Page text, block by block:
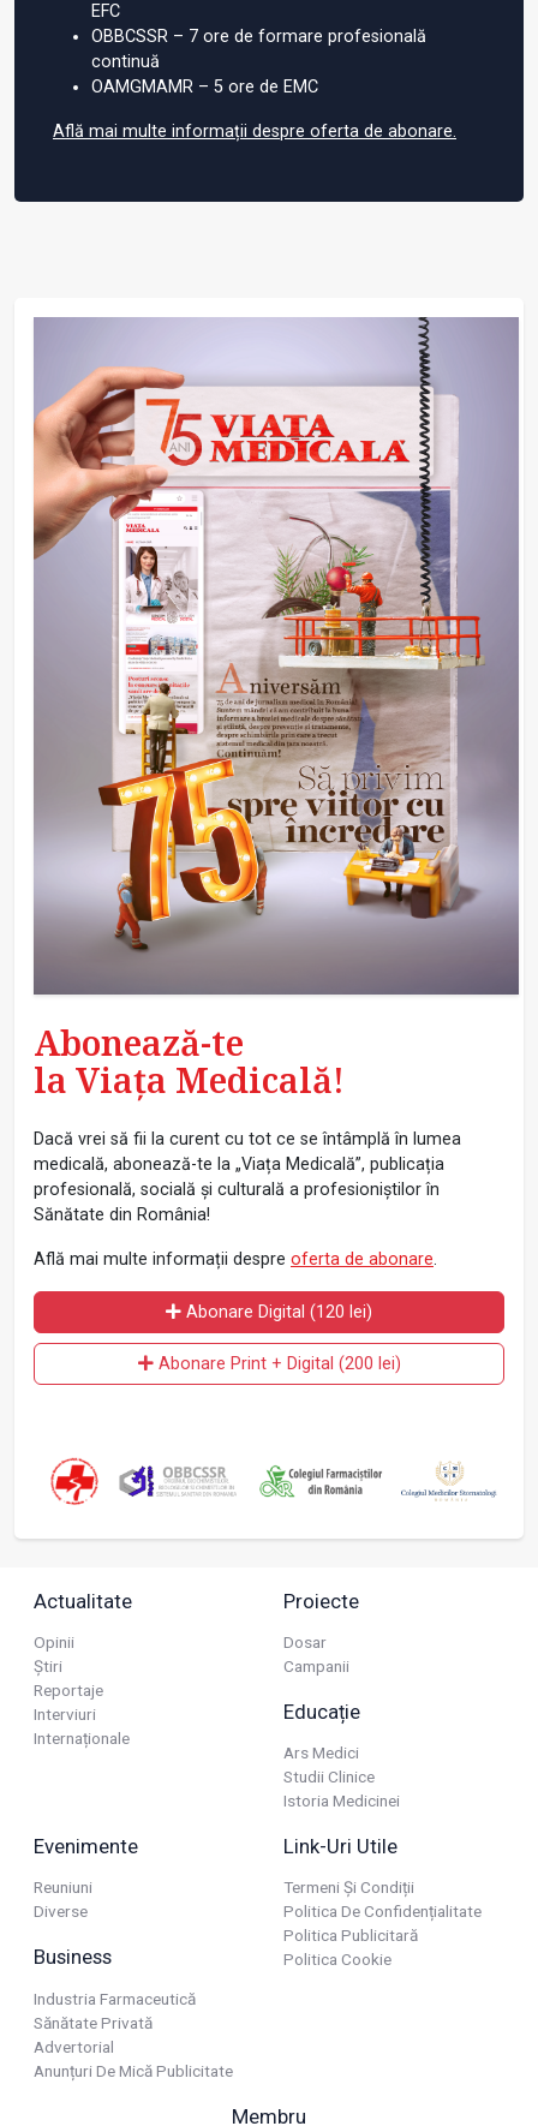
EFC
OBBCSSR – 7 ore de formare profesională
continuă
OAMGMAMR – 5 ore de EMC
Află mai multe informații despre oferta de abonare.
Abonează-te
la Viața Medicală!
Dacă vrei să fii la curent cu tot ce se întâmplă în lumea
medicală, abonează-te la „Viața Medicală”, publicația
profesională, socială și culturală a profesioniștilor în
Sănătate din România!
Află mai multe informații despre oferta de abonare.
Abonare Digital (120 lei)
Abonare Print + Digital (200 lei)
Actualitate
Opinii
Știri
Reportaje
Interviuri
Internaționale
Proiecte
Dosar
Campanii
Educație
Ars Medici
Studii Clinice
Istoria Medicinei
Evenimente
Reuniuni
Diverse
Business
Industria Farmaceutică
Sănătate Privată
Advertorial
Anunțuri De Mică Publicitate
Link-Uri Utile
Termeni Și Condiții
Politica De Confidențialitate
Politica Publicitară
Politica Cookie
Membru